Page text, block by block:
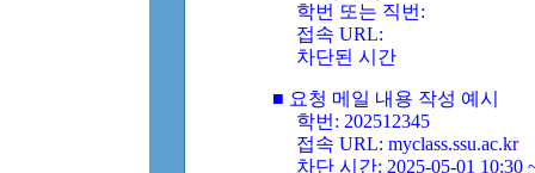
학번 또는 직번:
접속 URL:
차단된 시간
■ 요청 메일 내용 작성 예시
학번: 202512345
접속 URL: myclass.ssu.ac.kr
차단 시간: 2025-05-01 10:30